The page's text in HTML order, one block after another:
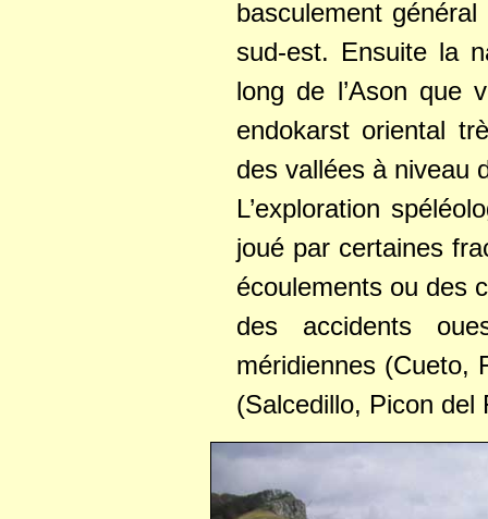
basculement
sud-est. Ensuite la
long de l’Ason que
endokarst oriental
des vallées à niveau
L’exploration
joué par certaines
écoulements ou des
des accidents
méridiennes (Cueto,
(Salcedillo, Picon del